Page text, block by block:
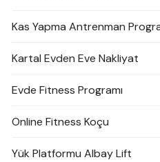
Kas Yapma Antrenman
Kartal Evden Eve Nakliyat
Evde Fitness Programı
Online Fitness Koçu
Yük Platformu Albay Lift